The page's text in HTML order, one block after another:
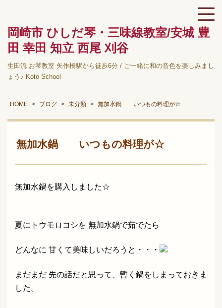
岡崎市 ひしだ琴・三味線教室/安城 豊
田 幸田 知立 西尾 刈谷
生田流 お琴教室 矢作橋駅から徒歩6分 / ご一緒に和の音色を楽しみまし
ょう♪ Koto School
HOME ブログ 未分類 無加水鍋 いつもの料理が☆
無加水鍋 いつもの料理が☆
無加水鍋を購入しました☆
夏にトウモロコシを 無加水鍋で茹でたら
どんなに 甘くて美味しいだろうと・・・
まだまだ 先の話だと思って、暫く鍋をしまっておきま
した。